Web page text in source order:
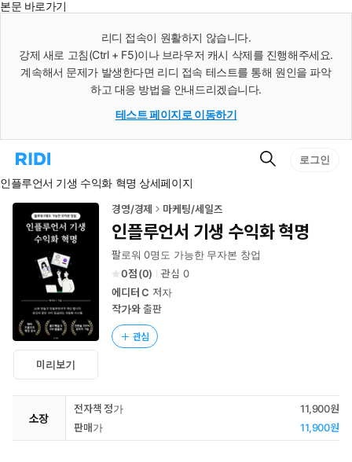
본문 바로가기
리디 접속이 원활하지 않습니다.
강제 새로 고침(Ctrl + F5)이나 브라우저 캐시 삭제를 진행해주세요.
계속해서 문제가 발생한다면 리디 접속 테스트를 통해 원인을 파악
하고 대응 방법을 안내드리겠습니다.
테스트 페이지로 이동하기
리
홈
로
검
로그인
인플루언서 기생 수익화 혁명 상세페이지
미리보기
경영/경제 마케팅/세일즈
인플루언서 기생 수익화 혁명
팔로워 0명도 가능한 무자본 창업
0
(0) 관심 0
에디터 C 저자
작가와출판
관심
소장
전자책 정가
11,900원
판매가
11,900원